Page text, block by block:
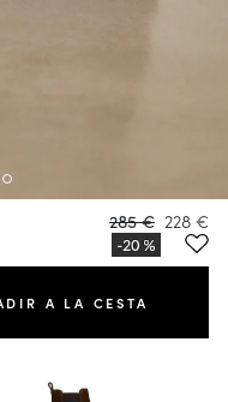
285 € 228 €
A LA CESTA